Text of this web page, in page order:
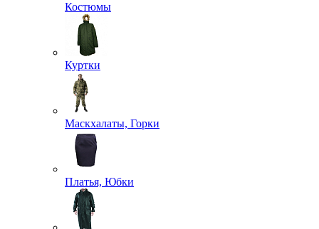
Костюмы
Куртки
Маскхалаты, Горки
Платья, Юбки